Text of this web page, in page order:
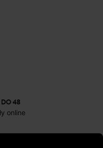
48
online